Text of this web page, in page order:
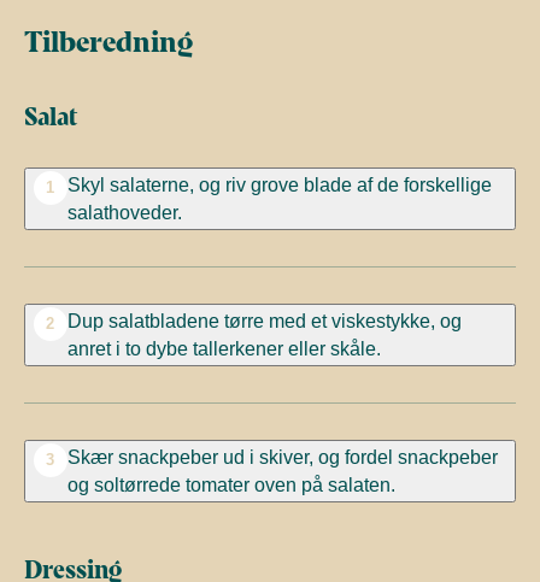
Tilberedning
Salat
1
Skyl salaterne, og riv grove blade af de forskellige
salathoveder.
2
Dup salatbladene tørre med et viskestykke, og
anret i to dybe tallerkener eller skåle.
3
Skær snackpeber ud i skiver, og fordel snackpeber
og soltørrede tomater oven på salaten.
Dressing